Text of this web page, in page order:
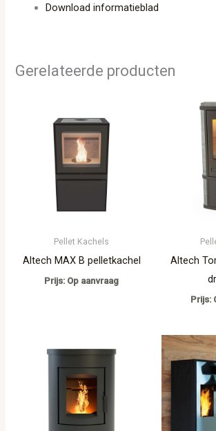
Download informatieblad
Gerelateerde producten
Pellet Kachels
Altech MAX B pelletkachel
Prijs: Op aanvraag
Altech
Prijs: